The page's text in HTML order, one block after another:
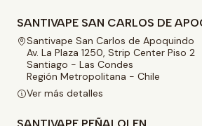
SANTIVAPE SAN CARLOS DE
Santivape San Carlos de Apoquindo
Av. La Plaza 1250, Strip Center Piso 2
Santiago - Las Condes
Región Metropolitana - Chile
Ver más detalles